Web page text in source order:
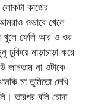
লোকটা কাজের
ওভাবে খেলে
খুলে ফেলি আর ও ওর
ঢুকিয়ে নাড়াচাড়া করে
না ওটাকে
মা তুমিতো দেখি
তারপর বলি চোদা